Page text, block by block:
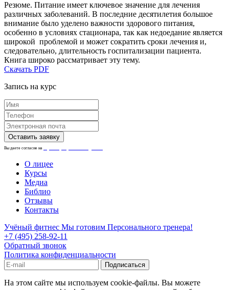
Резюме. Питание имеет ключевое значение для лечения
различных заболеваний. В последние десятилетия большое
внимание было уделено важности здорового питания,
особенно в условиях стационара, так как недоедание является
широкой ​​проблемой и может сократить сроки лечения и,
следовательно, длительность госпитализации пациента.
Книга широко рассматривает эту тему.
Скачать PDF
Запись на курс
Вы даете согласие на
О лицее
Курсы
Медиа
Библио
Отзывы
Контакты
Учёный фитнес Мы готовим Персонального тренера!
+7 (495) 258-92-11
Обратный звонок
Политика конфиденциальности
На этом сайте мы используем cookie-файлы. Вы можете